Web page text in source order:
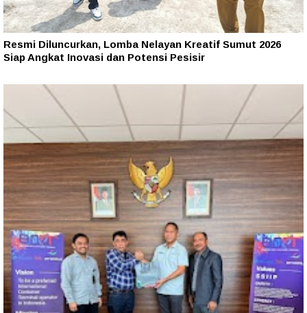
Resmi Diluncurkan, Lomba Nelayan Kreatif Sumut 2026
Siap Angkat Inovasi dan Potensi Pesisir